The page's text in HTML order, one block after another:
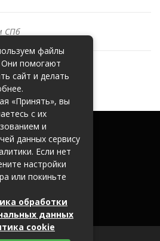
СПб
файлы
Они помогают
сайт и делать
«Принять», вы
с их
и
данных сервису
Если нет
настройки
или покиньте
обработки
данных
cookie